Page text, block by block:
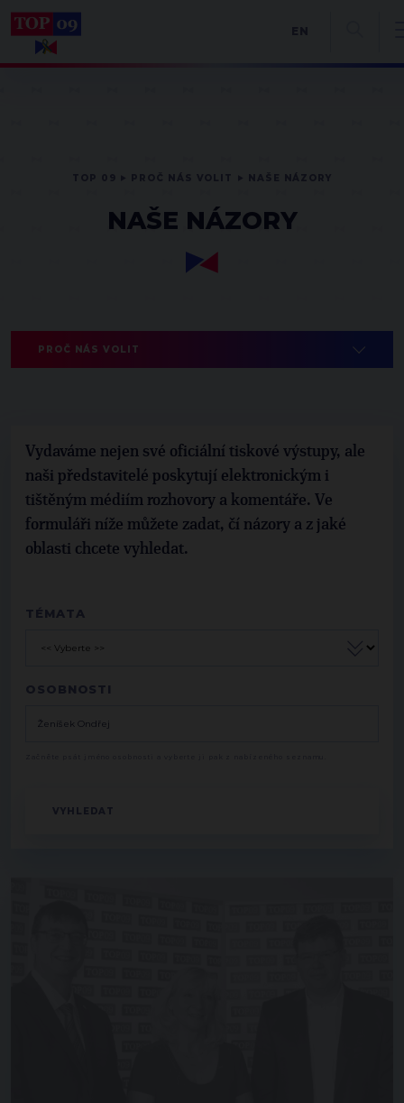
NAŠE NÁZORY
PROČ NÁS VOLIT
Vydaváme nejen své oficiální tiskové výstupy, ale
naši představitelé poskytují elektronickým i
tištěným médiím rozhovory a komentáře. Ve
formuláři níže můžete zadat, čí názory a z jaké
oblasti chcete vyhledat.
TÉMATA
OSOBNOSTI